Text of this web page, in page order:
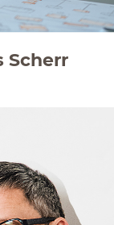
Scherr